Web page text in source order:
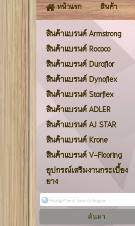
หน้าแรก สินค้า
สินค้าแบรนด์ Armstrong
สินค้าแบรนด์ Rococo
สินค้าแบรนด์ Duraflor
สินค้าแบรนด์ Dynoflex
สินค้าแบรนด์ Starflex
สินค้าแบรนด์ ADLER
สินค้าแบรนด์ AJ STAR
สินค้าแบรนด์ Krone
สินค้าแบรนด์ V-Flooring
อุปกรณ์เสริมงานกระเบื้อง
ยาง